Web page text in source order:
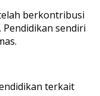
berkontribusi
sendiri
terkait